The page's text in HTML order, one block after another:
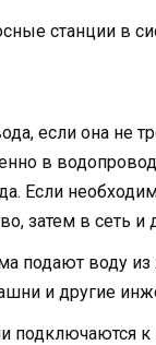
станции в
если она не
в
Если
затем в сеть
подают воду
и другие
подключаются